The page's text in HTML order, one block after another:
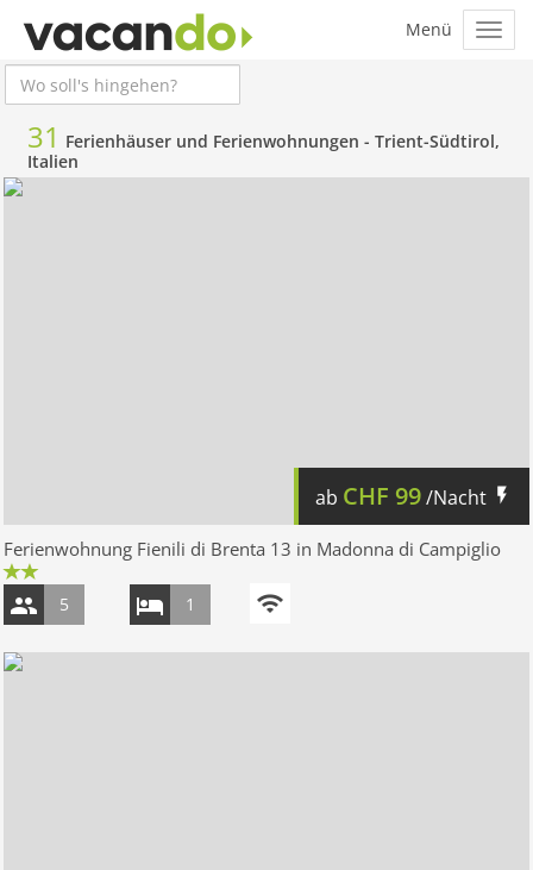
31 Ferienhäuser und Ferienwohnungen - Trient-Südtirol,
Italien
ab CHF 99/Nacht
Ferienwohnung Fienili di Brenta 13 in Madonna di Campiglio
5 1